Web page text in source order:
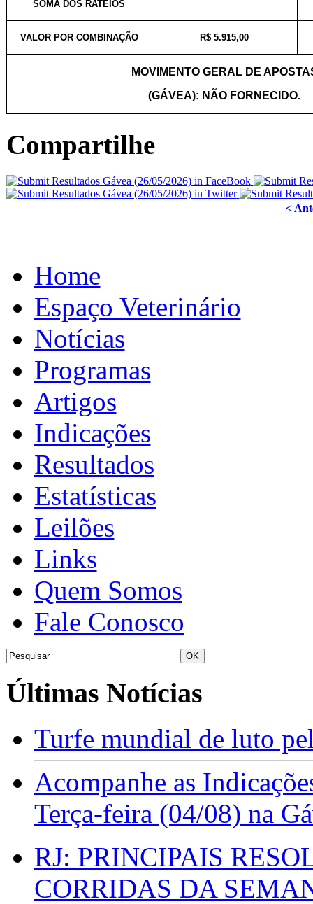
SOMA DOS RATEIOS
VALOR POR COMBINAÇÃO R$ 5.915,00
MOVIMENTO GERAL DE
(GÁVEA): NÃO FORNECIDO.
Compartilhe
<
Home
Espaço Veterinário
Notícias
Programas
Artigos
Indicações
Resultados
Estatísticas
Leilões
Links
Quem Somos
Fale Conosco
Últimas Notícias
Turfe mundial de luto
Acompanhe as
Terça-feira (04/08) na
RJ: PRINCIPAIS
CORRIDAS DA